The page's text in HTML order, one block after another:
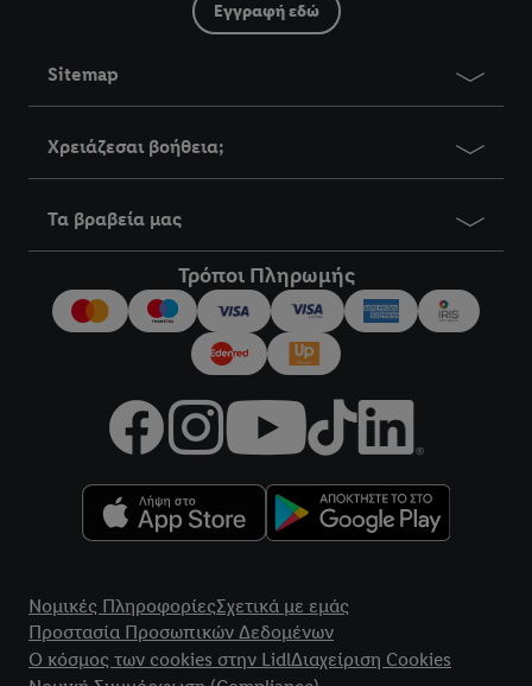
Εγγραφή εδώ
Sitemap
Χρειάζεσαι βοήθεια;
Τα βραβεία μας
Τρόποι Πληρωμής
Νομικές ΠληροφορίεςΣχετικά με εμάς
Προστασία Προσωπικών Δεδομένων
Ο κόσμος των cookies στην LidlΔιαχείριση Cookies